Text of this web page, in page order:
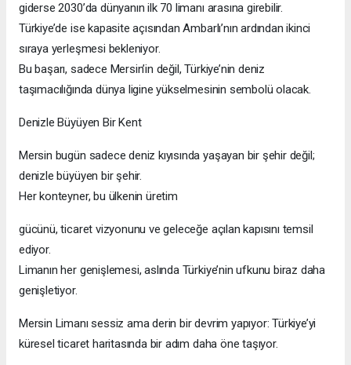
giderse 2030’da dünyanın ilk 70 limanı arasına girebilir.
Türkiye’de ise kapasite açısından Ambarlı’nın ardından ikinci
sıraya yerleşmesi bekleniyor.
Bu başarı, sadece Mersin’in değil, Türkiye’nin deniz
taşımacılığında dünya ligine yükselmesinin sembolü olacak.
Denizle Büyüyen Bir Kent
Mersin bugün sadece deniz kıyısında yaşayan bir şehir değil;
denizle büyüyen bir şehir.
Her konteyner, bu ülkenin üretim
gücünü, ticaret vizyonunu ve geleceğe açılan kapısını temsil
ediyor.
Limanın her genişlemesi, aslında Türkiye’nin ufkunu biraz daha
genişletiyor.
Mersin Limanı sessiz ama derin bir devrim yapıyor: Türkiye’yi
küresel ticaret haritasında bir adım daha öne taşıyor.